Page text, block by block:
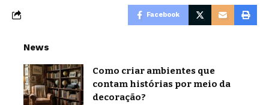
Facebook
News
Como criar ambientes que
contam histórias por meio da
decoração?